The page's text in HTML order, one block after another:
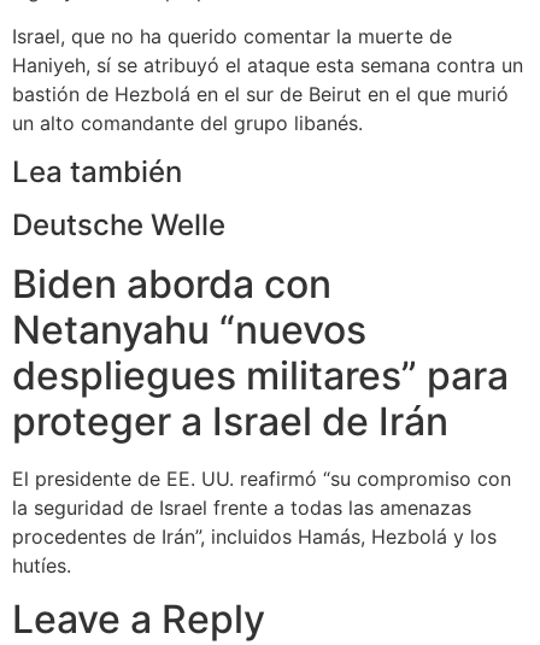
Israel, que no ha querido comentar la muerte de
Haniyeh, sí se atribuyó el ataque esta semana contra un
bastión de Hezbolá en el sur de Beirut en el que murió
un alto comandante del grupo libanés.
Lea también
Deutsche Welle
Biden aborda con
Netanyahu “nuevos
despliegues militares” para
proteger a Israel de Irán
El presidente de EE. UU. reafirmó “su compromiso con
la seguridad de Israel frente a todas las amenazas
procedentes de Irán”, incluidos Hamás, Hezbolá y los
hutíes.
Leave a Reply